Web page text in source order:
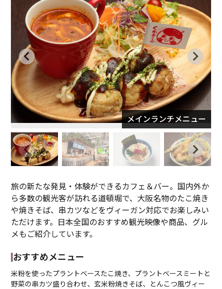
メインランチメニュー
旅の新たな発見・体験ができるカフェ＆バー。国内外か
ら多数の観光客が訪れる道頓堀で、大阪名物のたこ焼き
や焼きそば、串カツなどをヴィーガン対応でお楽しみい
ただけます。日本全国のおすすめ観光映像や商品、グル
メもご紹介しています。
おすすめメニュー
米粉を使ったプラントベースたこ焼き、プラントベースミートと
野菜の串カツ盛り合わせ、玄米粉焼きそば、とんこつ風ヴィー